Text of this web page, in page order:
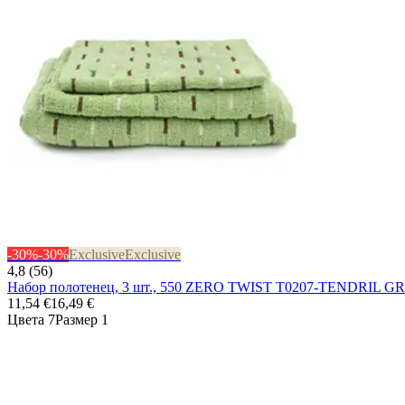
-30%-30%ExclusiveExclusive
4,8 (56)
Набор полотенец, 3 шт., 550 ZERO TWIST T0207-TENDRIL
11,54 €16,49 €
Цвета 7Размер 1